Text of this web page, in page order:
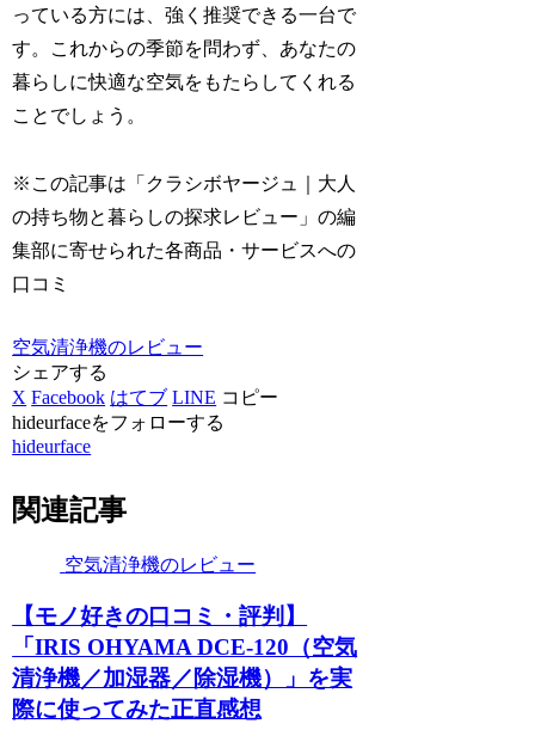
っている方には、強く推奨できる一台で
す。これからの季節を問わず、あなたの
暮らしに快適な空気をもたらしてくれる
ことでしょう。
※この記事は「クラシボヤージュ｜大人
の持ち物と暮らしの探求レビュー」の編
集部に寄せられた各商品・サービスへの
口コミ
空気清浄機のレビュー
シェアする
X Facebook はてブ LINE コピー
hideurfaceをフォローする
hideurface
関連記事
空気清浄機のレビュー
【モノ好きの口コミ・評判】
「IRIS OHYAMA DCE-120（空気
清浄機／加湿器／除湿機）」を実
際に使ってみた正直感想